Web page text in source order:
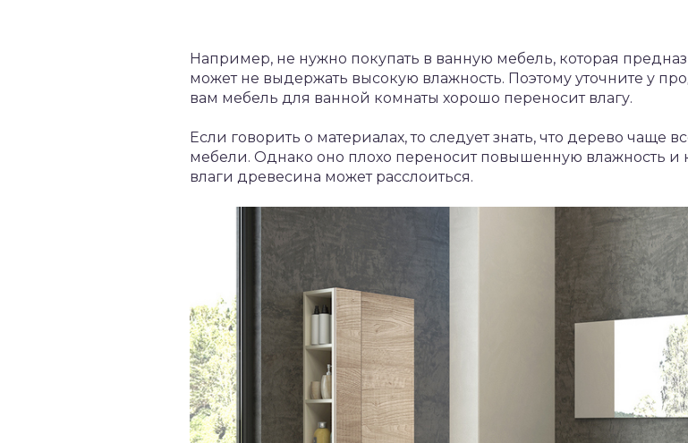
Например, не нужно покупать в ванную мебель, которая
может не выдержать высокую влажность. Поэтому уточните у
вам мебель для ванной комнаты хорошо переносит влагу.
Если говорить о материалах, то следует знать, что дерево чаще
мебели. Однако оно плохо переносит повышенную влажность и
влаги древесина может расслоиться.